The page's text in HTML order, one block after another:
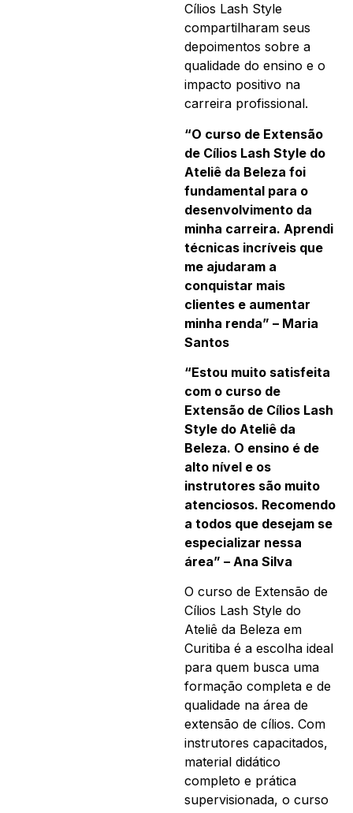
Cílios Lash Style
compartilharam seus
depoimentos sobre a
qualidade do ensino e o
impacto positivo na
carreira profissional.
“O curso de Extensão
de Cílios Lash Style do
Ateliê da Beleza foi
fundamental para o
desenvolvimento da
minha carreira. Aprendi
técnicas incríveis que
me ajudaram a
conquistar mais
clientes e aumentar
minha renda” – Maria
Santos
“Estou muito satisfeita
com o curso de
Extensão de Cílios Lash
Style do Ateliê da
Beleza. O ensino é de
alto nível e os
instrutores são muito
atenciosos. Recomendo
a todos que desejam se
especializar nessa
área” – Ana Silva
O curso de Extensão de
Cílios Lash Style do
Ateliê da Beleza em
Curitiba é a escolha ideal
para quem busca uma
formação completa e de
qualidade na área de
extensão de cílios. Com
instrutores capacitados,
material didático
completo e prática
supervisionada, o curso